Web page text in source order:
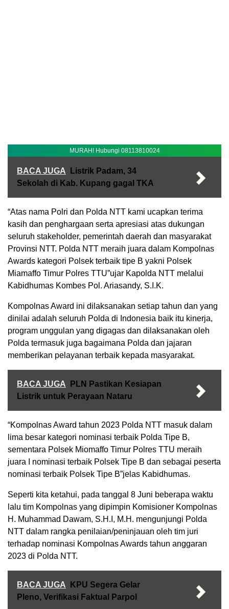
MURAH! Hubungi 08113810024
BACA JUGA
Listrik Padam, 34
Sekolah di Kab. Kupang gagal TKA
“Atas nama Polri dan Polda NTT kami ucapkan terima
kasih dan penghargaan serta apresiasi atas dukungan
seluruh stakeholder, pemerintah daerah dan masyarakat
Provinsi NTT. Polda NTT meraih juara dalam Kompolnas
Awards kategori Polsek terbaik tipe B yakni Polsek
Miamaffo Timur Polres TTU”ujar Kapolda NTT melalui
Kabidhumas Kombes Pol. Ariasandy, S.I.K.
Kompolnas Award ini dilaksanakan setiap tahun dan yang
dinilai adalah seluruh Polda di Indonesia baik itu kinerja,
program unggulan yang digagas dan dilaksanakan oleh
Polda termasuk juga bagaimana Polda dan jajaran
memberikan pelayanan terbaik kepada masyarakat.
BACA JUGA
PLN Pastikan Kesiapan
Listrik untuk Perayaan Nataru
“Kompolnas Award tahun 2023 Polda NTT masuk dalam
lima besar kategori nominasi terbaik Polda Tipe B,
sementara Polsek Miomaffo Timur Polres TTU meraih
juara I nominasi terbaik Polsek Tipe B dan sebagai peserta
nominasi terbaik Polsek Tipe B”jelas Kabidhumas.
Seperti kita ketahui, pada tanggal 8 Juni beberapa waktu
lalu tim Kompolnas yang dipimpin Komisioner Kompolnas
H. Muhammad Dawam, S.H.I, M.H. mengunjungi Polda
NTT dalam rangka penilaian/peninjauan oleh tim juri
terhadap nominasi Kompolnas Awards tahun anggaran
2023 di Polda NTT.
BACA JUGA
KPU Segera Gelar
Pleno, Verifikasi Faktual Parpol